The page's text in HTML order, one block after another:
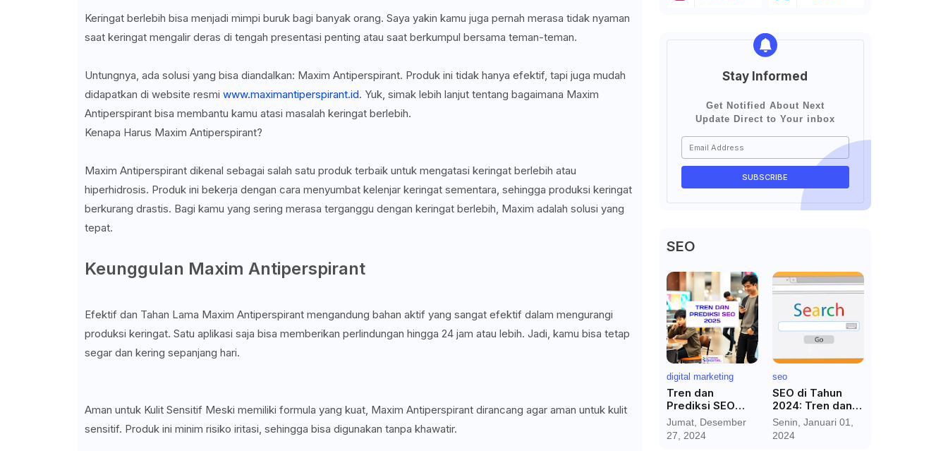
Keringat berlebih bisa menjadi mimpi buruk bagi banyak orang. Saya yakin kamu juga pernah merasa tidak nyaman
saat keringat mengalir deras di tengah presentasi penting atau saat berkumpul bersama teman-teman.
Untungnya, ada solusi yang bisa diandalkan: Maxim Antiperspirant. Produk ini tidak hanya efektif, tapi juga mudah
didapatkan di website resmi www.maximantiperspirant.id. Yuk, simak lebih lanjut tentang bagaimana Maxim
Antiperspirant bisa membantu kamu atasi masalah keringat berlebih.
Kenapa Harus Maxim Antiperspirant?
Maxim Antiperspirant dikenal sebagai salah satu produk terbaik untuk mengatasi keringat berlebih atau
hiperhidrosis. Produk ini bekerja dengan cara menyumbat kelenjar keringat sementara, sehingga produksi keringat
berkurang drastis. Bagi kamu yang sering merasa terganggu dengan keringat berlebih, Maxim adalah solusi yang
tepat.
Keunggulan Maxim Antiperspirant
Efektif dan Tahan Lama Maxim Antiperspirant mengandung bahan aktif yang sangat efektif dalam mengurangi
produksi keringat. Satu aplikasi saja bisa memberikan perlindungan hingga 24 jam atau lebih. Jadi, kamu bisa tetap
segar dan kering sepanjang hari.
Aman untuk Kulit Sensitif Meski memiliki formula yang kuat, Maxim Antiperspirant dirancang agar aman untuk kulit
sensitif. Produk ini minim risiko iritasi, sehingga bisa digunakan tanpa khawatir.
Stay Informed
Get Notified About Next
Update Direct to Your inbox
SEO
digital marketing
Tren dan
Prediksi SEO
2025:
Menghadapi Era
Baru dengan AI
Jumat, Desember
27, 2024
seo
SEO di Tahun
2024: Tren dan
Perkiraan
Senin, Januari 01,
2024